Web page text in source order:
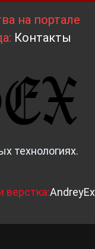
на портале
Контакты
технологиях.
верстка:AndreyEx